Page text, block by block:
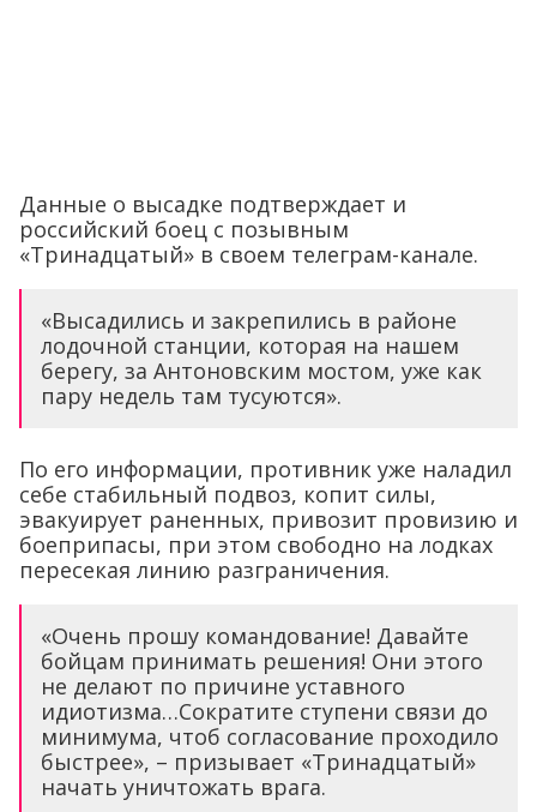
Данные о высадке подтверждает и
российский боец с позывным
«Тринадцатый» в своем телеграм-канале.
«Высадились и закрепились в районе
лодочной станции, которая на нашем
берегу, за Антоновским мостом, уже как
пару недель там тусуются».
По его информации, противник уже наладил
себе стабильный подвоз, копит силы,
эвакуирует раненных, привозит провизию и
боеприпасы, при этом свободно на лодках
пересекая линию разграничения.
«Очень прошу командование! Давайте
бойцам принимать решения! Они этого
не делают по причине уставного
идиотизма…Сократите ступени связи до
минимума, чтоб согласование проходило
быстрее», – призывает «Тринадцатый»
начать уничтожать врага.